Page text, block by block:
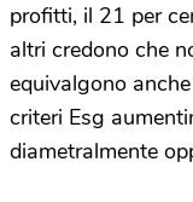
profitti, il 21 per
altri credono che
equivalgono
criteri Esg
diametralmente